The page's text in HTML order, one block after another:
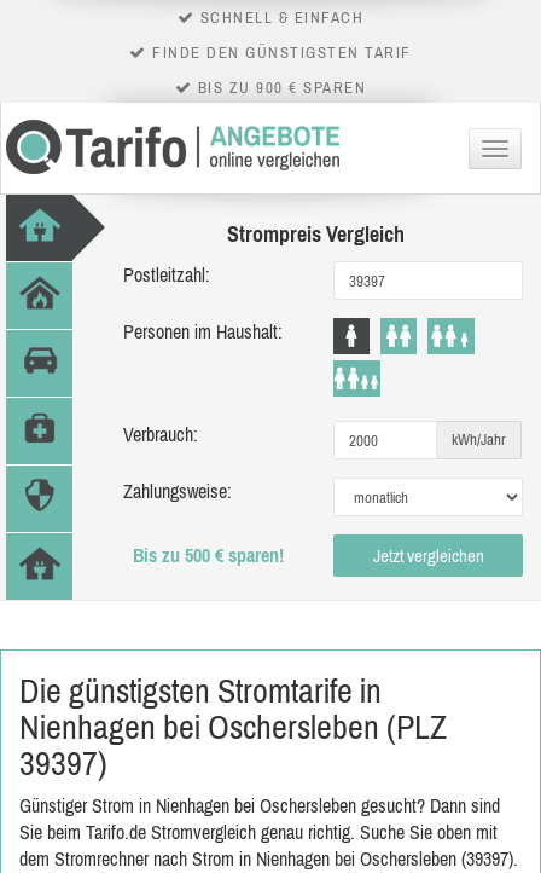
SCHNELL & EINFACH
FINDE DEN GÜNSTIGSTEN TARIF
BIS ZU 900 € SPAREN
Menü
Strompreis Vergleich
Postleitzahl:
Personen im Haushalt:
Verbrauch: kWh/Jahr
Zahlungsweise:
Bis zu 500 € sparen! Jetzt vergleichen
Die günstigsten Stromtarife in
Nienhagen bei Oschersleben (PLZ
39397)
Günstiger Strom in Nienhagen bei Oschersleben gesucht? Dann sind
Sie beim Tarifo.de Stromvergleich genau richtig. Suche Sie oben mit
dem Stromrechner nach Strom in Nienhagen bei Oschersleben (39397).